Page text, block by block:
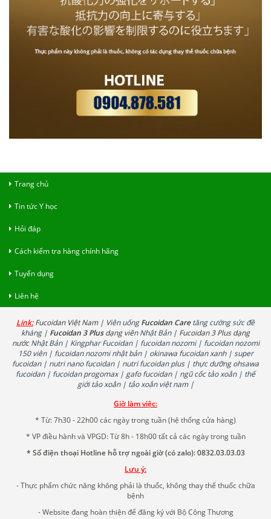
Trang chủ
Tin tức Y học
Hỏi đáp
Cách kiểm tra hàng chính hãng
Tuyển dụng
Liên hệ
Link: Fucoidan Việt Nam| Viên uốngFucoidan Caretăng cường sức đề
kháng | Fucoidan 3 Plusdạng viên Nhật Bản | Fucoidan 3 Plus dạng
nướcNhật Bản | Kingphar Fucoidan | fucoidan nozomi | fucoidan nozomi
150 viên | fucoidan nozomi nhật bản | okinawa fucoidan xanh | super
fucoidan | nutri nano fucoidan | nutri fucoidan plus | thực dưỡng ohsawa
fucoidan | fucoidan progomax | gafo fucoidan | ngũ cốc tảo xoắn | thế
giới tảo xoắn | tảo xoắn việt nam |
Giờ làm việc:
* Từ: 7h30 - 22h00 các ngày trong tuần (hệ thống cửa hàng)
* VP điều hành và VPGD: Từ 8h - 18h00 tất cả các ngày trong tuần
* Số điện thoại Hotline hỗ trợ ngoài giờ (có zalo): 0832.03.03.03
Lưu ý:
- Thực phẩm chức năng không phải là thuốc, không thay thế thuốc chữa
bệnh
- Website đang hoàn thiện để đăng ký với Bộ Công Thương